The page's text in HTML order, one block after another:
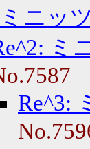
ニッ
ミ
Re^3: